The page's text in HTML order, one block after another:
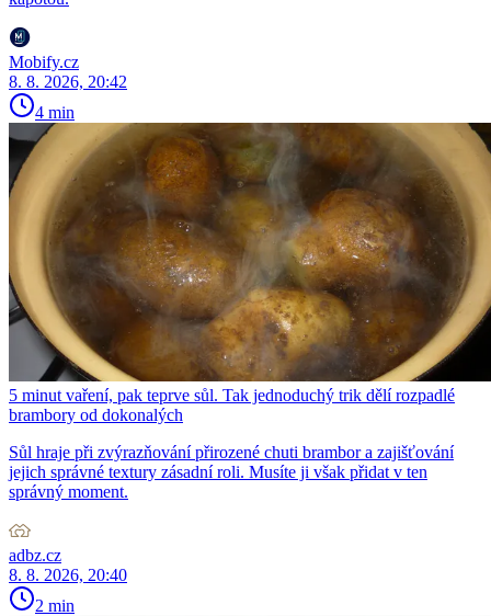
Mobify.cz
8. 8. 2026, 20:42
4 min
5 minut vaření, pak teprve sůl. Tak jednoduchý trik dělí rozpadlé
brambory od dokonalých
Sůl hraje při zvýrazňování přirozené chuti brambor a zajišťování
jejich správné textury zásadní roli. Musíte ji však přidat v ten
správný moment.
adbz.cz
8. 8. 2026, 20:40
2 min